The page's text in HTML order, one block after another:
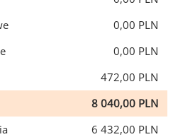
0,00 PLN
0,00 PLN
472,00 PLN
8 040,00 PLN
6 432,00 PLN